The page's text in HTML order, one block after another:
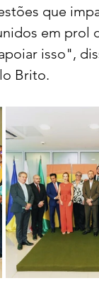
que
em prol
isso",
Brito.